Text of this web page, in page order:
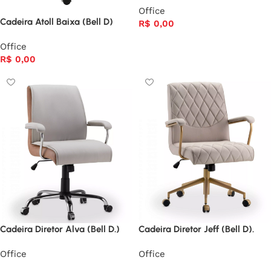
Cadeira Atoll Baixa (Bell D)
Office
R$ 0,00
Office
R$ 0,00
Cadeira Diretor Alva (Bell D.)
Office
Cadeira Diretor Jeff (Bell D).
Office